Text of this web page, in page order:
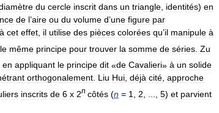
du cercle inscrit dans un triangle identités) en
de l’aire ou du volume d’une figure par
à cet effet il utilise des pièces colorées qu’il manipule à
le même principe pour trouver la somme de séries Zu
en appliquant le principe dit «de Cavalieri» à un solide
orthogonalement. Liu Hui, déjà cité, approche
inscrits de 6 x 2n côtés (n = 1 2 5) et parvient